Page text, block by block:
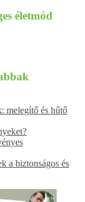
életmód
melegítő és hűtő
a biztonságos és